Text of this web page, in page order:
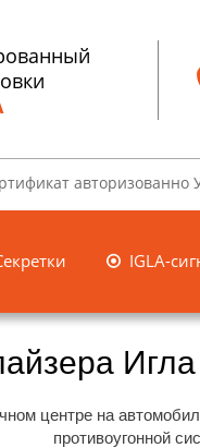
 IGLA-
авторизованно
центре на
противоугонной